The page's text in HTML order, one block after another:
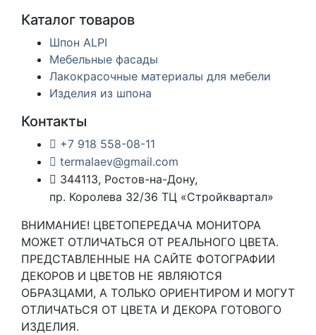
Каталог товаров
Шпон ALPI
Мебельные фасады
Лакокрасочные материалы для мебели
Изделия из шпона
Контакты
+7 918 558-08-11
termalaev@gmail.com
344113, Ростов-на-Дону,
пр. Королева 32/36 ТЦ «Стройквартал»
ВНИМАНИЕ! ЦВЕТОПЕРЕДАЧА МОНИТОРА
МОЖЕТ ОТЛИЧАТЬСЯ ОТ РЕАЛЬНОГО ЦВЕТА.
ПРЕДСТАВЛЕННЫЕ НА САЙТЕ ФОТОГРАФИИ
ДЕКОРОВ И ЦВЕТОВ НЕ ЯВЛЯЮТСЯ
ОБРАЗЦАМИ, А ТОЛЬКО ОРИЕНТИРОМ И МОГУТ
ОТЛИЧАТЬСЯ ОТ ЦВЕТА И ДЕКОРА ГОТОВОГО
ИЗДЕЛИЯ.